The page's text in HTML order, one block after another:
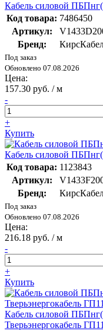
Кабель силовой
Код товара: 7486450
Артикул:
Бренд:
Под заказ
Обновлено 07.08.2026
Цена:
157.30 руб. / м
-
+
Купить
Кабель силовой
Код товара: 1123843
Артикул:
Бренд:
Под заказ
Обновлено 07.08.2026
Цена:
216.18 руб. / м
-
+
Купить
Кабель силовой
Тверьэнергокабель